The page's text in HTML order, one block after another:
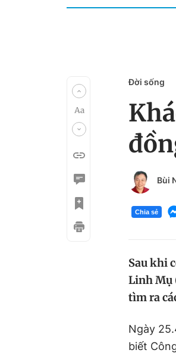
Đời sống
Bùi
Chia sẻ
Sau khi
Linh Mụ
tìm ra
Ngày
biết